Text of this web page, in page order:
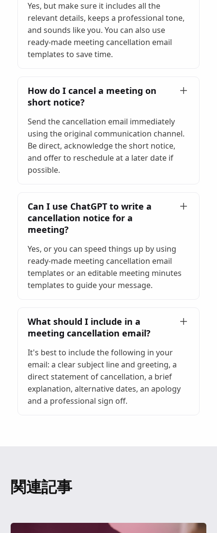
Yes, but make sure it includes all the
relevant details, keeps a professional tone,
and sounds like you. You can also use
ready-made meeting cancellation email
templates to save time.
How do I cancel a meeting on
short notice?
Send the cancellation email immediately
using the original communication channel.
Be direct, acknowledge the short notice,
and offer to reschedule at a later date if
possible.
Can I use ChatGPT to write a
cancellation notice for a
meeting?
Yes, or you can speed things up by using
ready-made meeting cancellation email
templates or an editable meeting minutes
templates to guide your message.
What should I include in a
meeting cancellation email?
It's best to include the following in your
email: a clear subject line and greeting, a
direct statement of cancellation, a brief
explanation, alternative dates, an apology
and a professional sign off.
関連記事